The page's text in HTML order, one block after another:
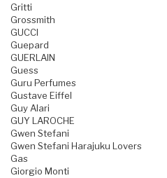
Gritti
Grossmith
GUCCI
Guepard
GUERLAIN
Guess
Guru Perfumes
Gustave Eiffel
Guy Alari
GUY LAROCHE
Gwen Stefani
Gwen Stefani Harajuku Lovers
Gas
Giorgio Monti